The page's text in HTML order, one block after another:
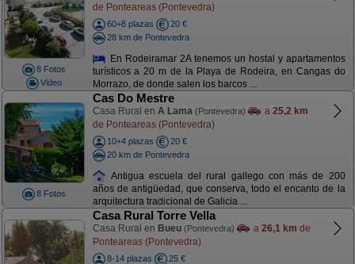
8 Fotos
Video
de Ponteareas (Pontevedra)
60+8 plazas
20 €
28 km de Pontevedra
En Rodeiramar 2A tenemos un hostal y apartamentos
turísticos a 20 m de la Playa de Rodeira, en Cangas do
Morrazo, de donde salen los barcos ...
8 Fotos
Cas Do Mestre
Casa Rural en A Lama (Pontevedra) a 25,2 km
de Ponteareas (Pontevedra)
10+4 plazas
20 €
20 km de Pontevedra
Antigua escuela del rural gallego con más de 200
años de antigüedad, que conserva, todo el encanto de la
arquitectura tradicional de Galicia ...
Casa Rural Torre Vella
Casa Rural en Bueu (Pontevedra) a 26,1 km de
Ponteareas (Pontevedra)
8-14 plazas
25 €